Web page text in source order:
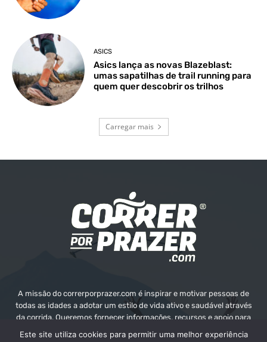
ASICS
Asics lança as novas Blazeblast:
umas sapatilhas de trail running para
quem quer descobrir os trilhos
Carregar mais
A missão do correrporprazer.com é inspirar e motivar pessoas de
todas as idades a adotar um estilo de vida ativo e saudável através
da corrida. Queremos fornecer informações, recursos e apoio para
ajudar as pessoas a alcançarem os seus objetivos e o seu bem-
Este site utiliza cookies para permitir uma melhor experiência